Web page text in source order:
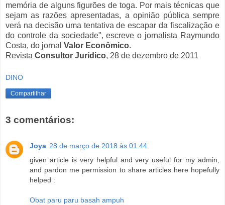
memória de alguns figurões de toga. Por mais técnicas que
sejam as razões apresentadas, a opinião pública sempre
verá na decisão uma tentativa de escapar da fiscalização e
do controle da sociedade", escreve o jornalista Raymundo
Costa, do jornal Valor Econômico.
Revista Consultor Jurídico, 28 de dezembro de 2011
DINO
Compartilhar
3 comentários:
Joya 28 de março de 2018 às 01:44
given article is very helpful and very useful for my admin,
and pardon me permission to share articles here hopefully
helped :
Obat paru paru basah ampuh